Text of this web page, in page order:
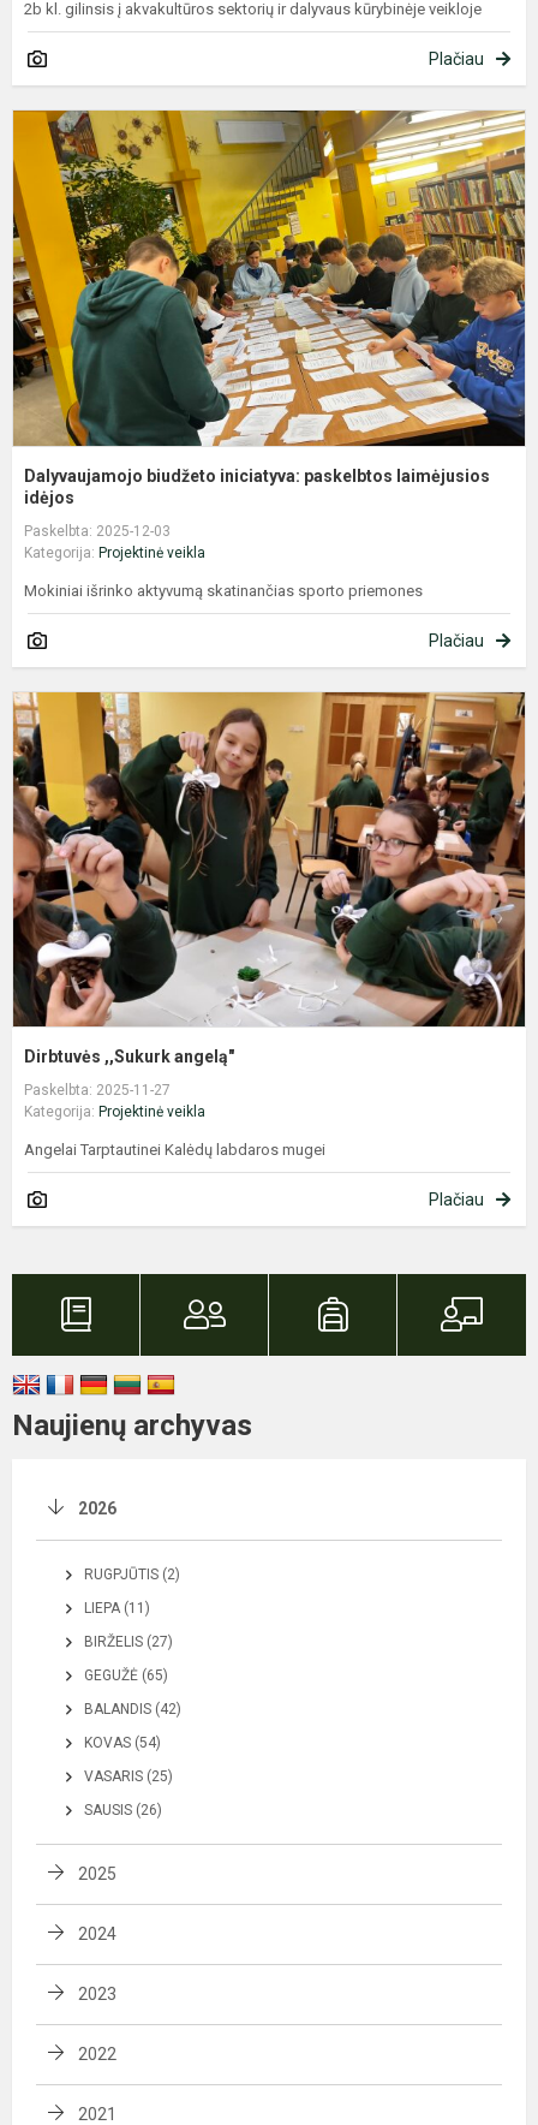
2b kl. gilinsis į akvakultūros sektorių ir dalyvaus kūrybinėje veikloje
Plačiau
Dalyvaujamojo biudžeto iniciatyva: paskelbtos laimėjusios
idėjos
Paskelbta: 2025-12-03
Kategorija: Projektinė veikla
Mokiniai išrinko aktyvumą skatinančias sporto priemones
Plačiau
Dirbtuvės ,,Sukurk angelą"
Paskelbta: 2025-11-27
Kategorija: Projektinė veikla
Angelai Tarptautinei Kalėdų labdaros mugei
Plačiau
Naujienų archyvas
2026
RUGPJŪTIS (2)
LIEPA (11)
BIRŽELIS (27)
GEGUŽĖ (65)
BALANDIS (42)
KOVAS (54)
VASARIS (25)
SAUSIS (26)
2025
2024
2023
2022
2021